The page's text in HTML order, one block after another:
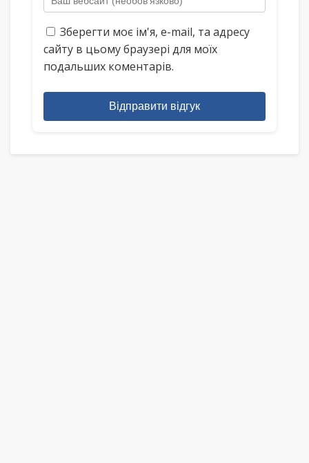
Зберегти моє ім'я, e-mail, та адресу
сайту в цьому браузері для моїх
подальших коментарів.
Відправити відгук